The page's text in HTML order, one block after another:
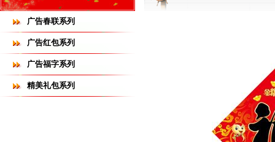
广告春联系列
广告红包系列
广告福字系列
精美礼包系列